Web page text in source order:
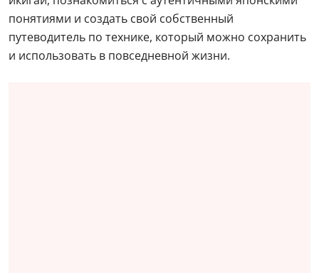
понятиями и создать свой собственный
путеводитель по технике, который можно сохранить
и использовать в повседневной жизни.